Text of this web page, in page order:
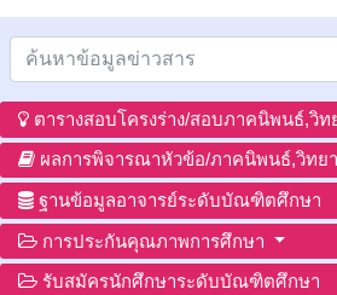
ตารางสอบโครงร่าง/สอบภาคนิพนธ์,วิ
ผลการพิจารณาหัวข้อ/ภาคนิพนธ์,วิทย
ฐานข้อมูลอาจารย์ระดับบัณฑิตศึกษา
การประกันคุณภาพการศึกษา
รับสมัครนักศึกษาระดับบัณฑิตศึกษา